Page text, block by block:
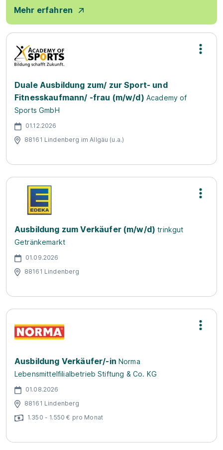
Mehr erfahren
Duale Ausbildung zum/ zur Sport- und
Fitnesskaufmann/ -frau (m/w/d) Academy of
Sports GmbH
01.12.2026
88161 Lindenberg im Allgäu (u.a.)
Ausbildung zum Verkäufer (m/w/d) trinkgut
Getränkemarkt
01.09.2026
88161 Lindenberg
Ausbildung Verkäufer/-in Norma
Lebensmittelfilialbetrieb Stiftung & Co. KG
01.08.2026
88161 Lindenberg
1.350 - 1.550 € pro Monat